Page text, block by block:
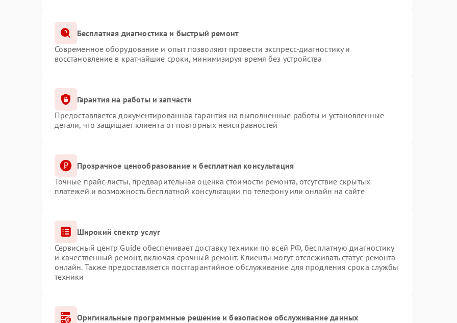
Бесплатная диагностика и быстрый ремонт
Современное оборудование и опыт позволяют провести экспресс-диагностику и
восстановление в кратчайшие сроки, минимизируя время без устройства
Гарантия на работы и запчасти
Предоставляется документированная гарантия на выполненные работы и установленные
детали, что защищает клиента от повторных неисправностей
Прозрачное ценообразование и бесплатная консультация
Точные прайс-листы, предварительная оценка стоимости ремонта, отсутствие скрытых
платежей и возможность бесплатной консультации по телефону или онлайн на сайте
Широкий спектр услуг
Сервисный центр Guide обеспечивает доставку техники по всей РФ, бесплатную диагностику
и качественный ремонт, включая срочный ремонт. Клиенты могут отслеживать статус ремонта
онлайн. Также предоставляется постгарантийное обслуживание для продления срока службы
техники
Оригинальные программные решение и безопасное обслуживание данных